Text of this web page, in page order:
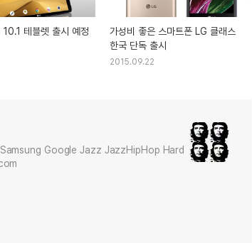
테블렛 출시 예정
가성비 좋은 스마트폰 LG 클래스
한국 단독 출시
2015.09.22
Samsung Google Jazz JazzHipHop Hard